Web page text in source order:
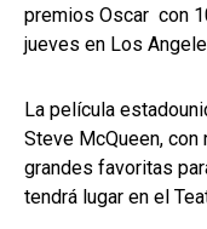
premios Oscar con
jueves en Los
La película
Steve McQueen,
grandes favoritas
tendrá lugar en el